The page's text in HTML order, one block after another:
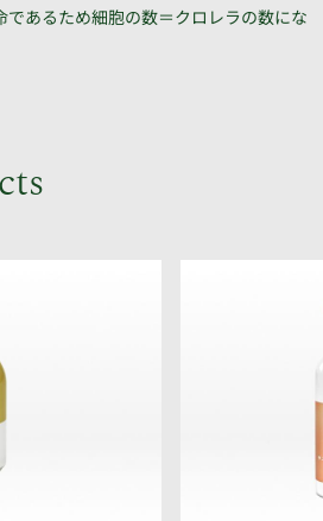
あるため細胞の数＝クロレラの数にな